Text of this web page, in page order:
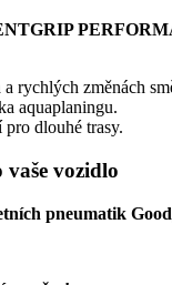
a rychlých změnách
aquaplaningu.
pro dlouhé trasy.
vozidlo
pneumatik